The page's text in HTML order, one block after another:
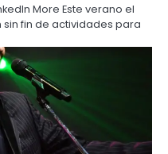
More Este verano el
fin de actividades para